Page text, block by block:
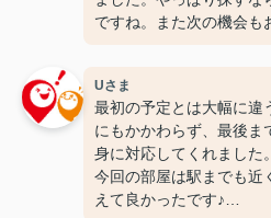
ですね。また次の機会も
Uさま
最初の予定とは大幅に違
にもかかわらず、最後ま
身に対応してくれました。
今回の部屋は駅までも近
えて良かったです♪